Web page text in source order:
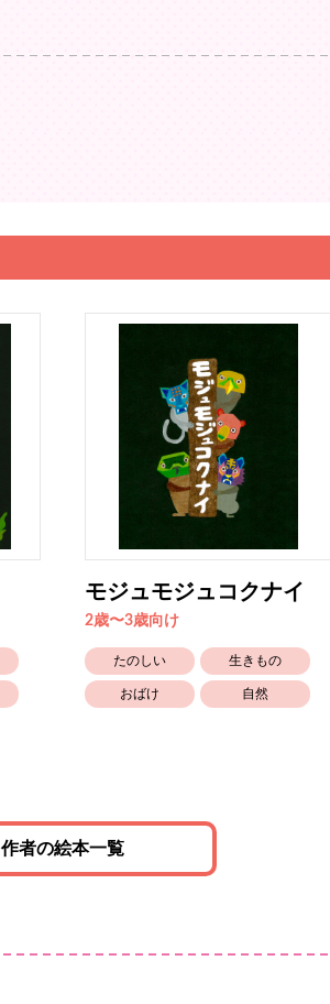
モジュモジュコクナイ
2歳〜3歳向け
たのしい 生きもの
おばけ 自然
作者の絵本一覧